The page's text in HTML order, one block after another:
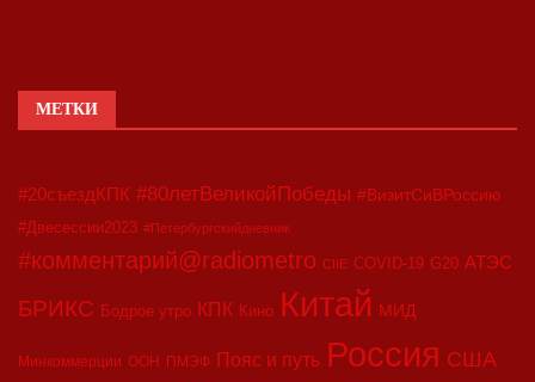
МЕТКИ
#20съездКПК #80летВеликойПобеды #ВизитСиВРоссию
#Двесессии2023 #Петербургскийдневник
#комментарий@radiometro CIIE COVID-19 G20 АТЭС
БРИКС Бодрое утро КПК Кино Китай МИД
Минкоммерции ООН ПМЭФ Пояс и путь Россия США